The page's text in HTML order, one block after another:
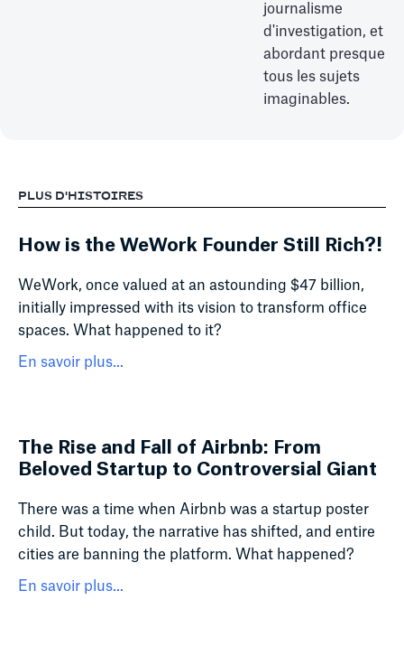
journalisme
d'investigation, et
abordant presque
tous les sujets
imaginables.
PLUS D'HISTOIRES
How is the WeWork Founder Still Rich?!
WeWork, once valued at an astounding $47 billion,
initially impressed with its vision to transform office
spaces. What happened to it?
En savoir plus...
The Rise and Fall of Airbnb: From
Beloved Startup to Controversial Giant
There was a time when Airbnb was a startup poster
child. But today, the narrative has shifted, and entire
cities are banning the platform. What happened?
En savoir plus...